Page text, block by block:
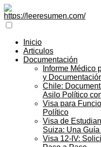
Inicio
Articulos
Documentación
Informe Médico
y
Chile:
Asilo Político
Visa para
Político
Visa de
Suiza: Una Guía
Visa 12-IV: